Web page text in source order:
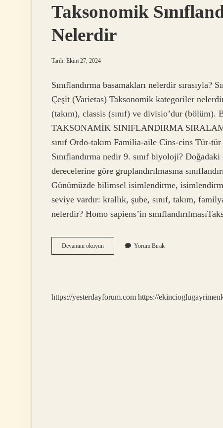
Taksonomik
Nelerdir
Tarih: Ekim 27, 2024
Sınıflandırma basamakları nelerdir
Çeşit (Varietas) Taksonomik kategoriler
(takım), classis (sınıf) ve divisio’dur (bölüm).
TAKSONAMİK SINIFLANDIRMA
sınıf Ordo-takım Familia-aile Cins-cins Tür-
Sınıflandırma nedir 9. sınıf biyoloji?
derecelerine göre gruplandırılmasına
Günümüzde bilimsel isimlendirme,
seviye vardır: krallık, şube, sınıf, takım,
nelerdir? Homo sapiens’in
Devamını okuyunTaksonomik
Sınıflandırma
Yorum Bırak
https://yesterdayforum.com https://